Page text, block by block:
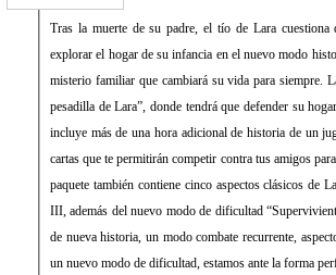
Tras la muerte de su padre, el tío de Lara
explorar el hogar de su infancia en el nuevo modo
misterio familiar que cambiará su vida para siempre.
pesadilla de Lara”, donde tendrá que defender su
incluye más de una hora adicional de historia de un
cartas que te permitirán competir contra tus amigos
paquete también contiene cinco aspectos clásicos de
III, además del nuevo modo de dificultad
de nueva historia, un modo combate recurrente,
un nuevo modo de dificultad, estamos ante la forma